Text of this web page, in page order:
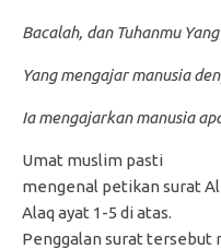
Bacalah, dan Tuhanmu
Yang mengajar manusia
Ia mengajarkan manusia
Umat muslim pasti
mengenal petikan surat Al
Alaq ayat 1-5 di atas.
Penggalan surat tersebut